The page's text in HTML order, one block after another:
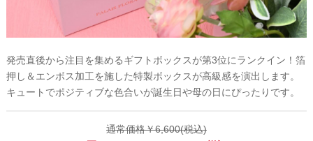
発売直後から注目を集めるギフトボックスが第3位にランクイン！箔
押し＆エンボス加工を施した特製ボックスが高級感を演出します。
キュートでポジティブな色合いが誕生日や母の日にぴったりです。
通常価格￥6,600(税込)